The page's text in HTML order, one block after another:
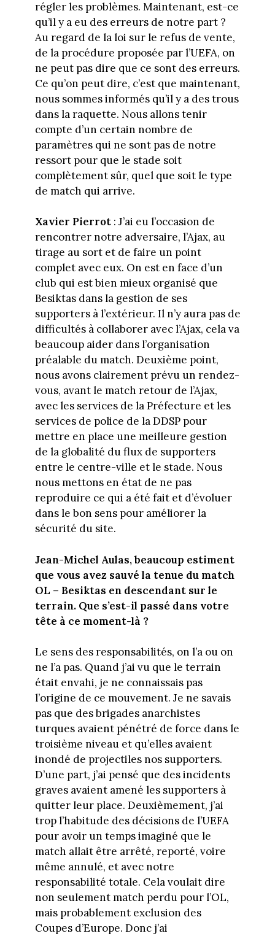
régler les problèmes. Maintenant, est-ce
qu’il y a eu des erreurs de notre part ?
Au regard de la loi sur le refus de vente,
de la procédure proposée par l’UEFA, on
ne peut pas dire que ce sont des erreurs.
Ce qu’on peut dire, c’est que maintenant,
nous sommes informés qu’il y a des trous
dans la raquette. Nous allons tenir
compte d’un certain nombre de
paramètres qui ne sont pas de notre
ressort pour que le stade soit
complètement sûr, quel que soit le type
de match qui arrive.
Xavier Pierrot: J’ai eu l’occasion de
rencontrer notre adversaire, l’Ajax, au
tirage au sort et de faire un point
complet avec eux. On est en face d’un
club qui est bien mieux organisé que
Besiktas dans la gestion de ses
supporters à l’extérieur. Il n’y aura pas de
difficultés à collaborer avec l’Ajax, cela va
beaucoup aider dans l’organisation
préalable du match. Deuxième point,
nous avons clairement prévu un rendez-
vous, avant le match retour de l’Ajax,
avec les services de la Préfecture et les
services de police de la DDSP pour
mettre en place une meilleure gestion
de la globalité du flux de supporters
entre le centre-ville et le stade. Nous
nous mettons en état de ne pas
reproduire ce qui a été fait et d’évoluer
dans le bon sens pour améliorer la
sécurité du site.
Jean-Michel Aulas, beaucoup estiment
que vous avez sauvé la tenue du match
OL – Besiktas en descendant sur le
terrain. Que s’est-il passé dans votre
tête à ce moment-là ?
Le sens des responsabilités, on l’a ou on
ne l’a pas. Quand j’ai vu que le terrain
était envahi, je ne connaissais pas
l’origine de ce mouvement. Je ne savais
pas que des brigades anarchistes
turques avaient pénétré de force dans le
troisième niveau et qu’elles avaient
inondé de projectiles nos supporters.
D’une part, j’ai pensé que des incidents
graves avaient amené les supporters à
quitter leur place. Deuxièmement, j’ai
trop l’habitude des décisions de l’UEFA
pour avoir un temps imaginé que le
match allait être arrêté, reporté, voire
même annulé, et avec notre
responsabilité totale. Cela voulait dire
non seulement match perdu pour l’OL,
mais probablement exclusion des
Coupes d’Europe. Donc j’ai